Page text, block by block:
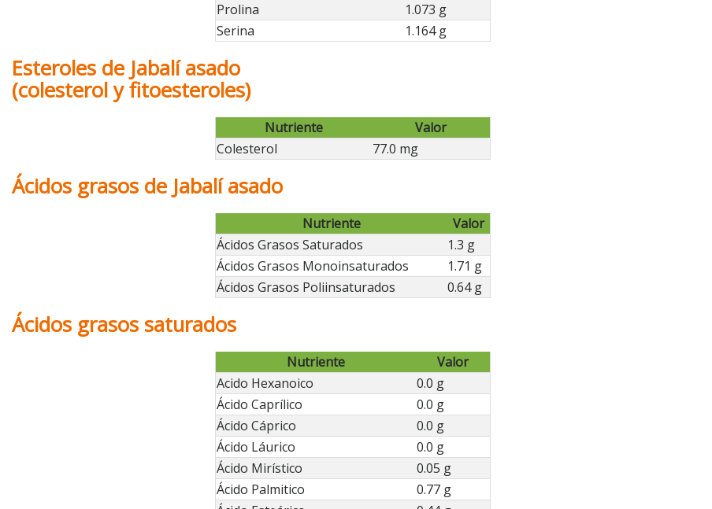
Prolina
1.073 g
Serina
1.164 g
Esteroles de Jabalí asado
(colesterol y fitoesteroles)
Nutriente
Valor
Colesterol
77.0 mg
Ácidos grasos de Jabalí asado
Nutriente
Valor
Ácidos Grasos Saturados
1.3 g
Ácidos Grasos Monoinsaturados
1.71 g
Ácidos Grasos Poliinsaturados
0.64 g
Ácidos grasos saturados
Nutriente
Valor
Acido Hexanoico
0.0 g
Ácido Caprílico
0.0 g
Ácido Cáprico
0.0 g
Ácido Láurico
0.0 g
Ácido Mirístico
0.05 g
Ácido Palmitico
0.77 g